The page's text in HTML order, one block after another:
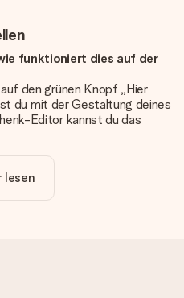
funktioniert dies auf der
den grünen Knopf „Hier
du mit der Gestaltung deines
Editor kannst du das
Designs, um deinem
zu verleihen.
du mit deinem Geschenk
lesen